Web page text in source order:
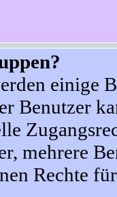
einige
Benutzer
mehrere
Rechte